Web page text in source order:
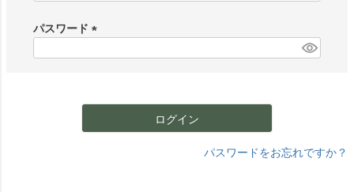
)
パスワード
ログイン
パスワードをお忘れですか？